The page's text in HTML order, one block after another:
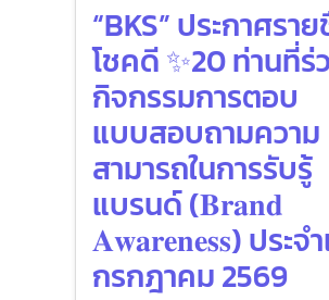
“BKS” ประกาศรา
โชคดี ✨20 ท่านที่ร่
กิจกรรมการตอบ
แบบสอบถามความ
สามารถในการรับรู้
แบรนด์ (𝐁𝐫𝐚𝐧𝐝
𝐀𝐰𝐚𝐫𝐞𝐧𝐞𝐬𝐬) ประจ
กรกฎาคม 2569